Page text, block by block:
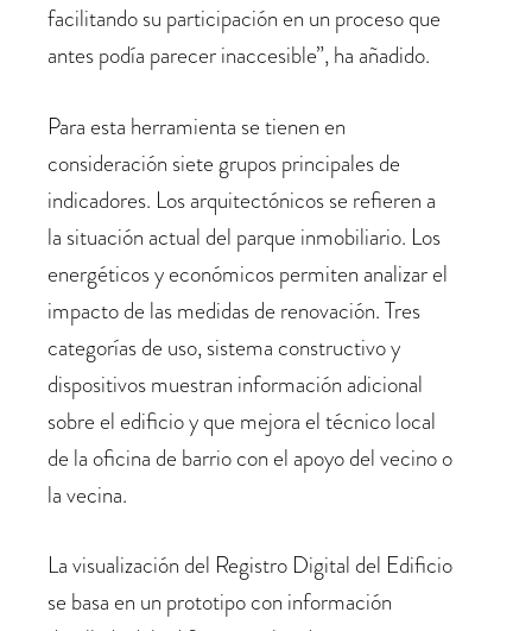
facilitando su participación en un proceso que
antes podía parecer inaccesible”, ha añadido.
Para esta herramienta se tienen en
consideración siete grupos principales de
indicadores. Los arquitectónicos se refieren a
la situación actual del parque inmobiliario. Los
energéticos y económicos permiten analizar el
impacto de las medidas de renovación. Tres
categorías de uso, sistema constructivo y
dispositivos muestran información adicional
sobre el edificio y que mejora el técnico local
de la oficina de barrio con el apoyo del vecino o
la vecina.
La visualización del Registro Digital del Edificio
se basa en un prototipo con información